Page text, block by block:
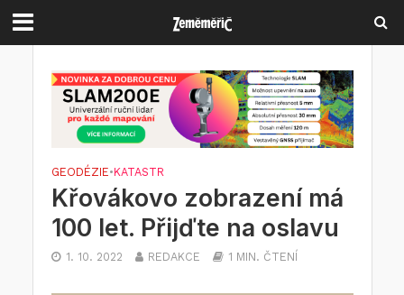
GEODÉZIE•KATASTR
Křovákovo zobrazení má
100 let. Přijďte na oslavu
1. 10. 2022 REDAKCE 1 MIN. ČTENÍ